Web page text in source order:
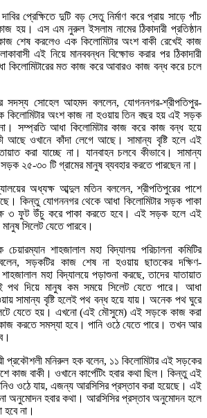
প্রেক্ষিতে দুটি বড় সেতু নির্মাণ করে প্রায় সাড়ে পাঁচ
হয়। এস এম নুরুল ইসলাম নামের ঠিকাদারী প্রতিষ্ঠান
শেষ করলেও এক কিলোমিটার অংশ বাকী রেখেই কাজ
এই নিয়ে মানববন্ধন বিক্ষোভ করার পর ঠিকাদারী
কিলোমিটারের মত কাজ করে আবারও কাজ বন্ধ করে চলে
সদস্য সোহেল আহমদ বললেন, যোগননগর-শ্রীপতিপুর-
কিলোমিটার অংশ কাজ না হওয়ায় তিন বছর হয় এই সড়ক
সম্প্রতি আধা কিলোমিটার কাজ করে কাজ বন্ধ হয়ে
আছে ওখানে কাঁদা লেগে আছে। সামান্য বৃষ্টি হলে এই
করা যাচ্ছে না। যানবাহন চলবে কীভাবে। সামান্য
২৫-৩০ টি গ্রামের মানুষ ব্যবহার করতে পারছেন না।
অধ্যক্ষ আব্দুল মতিন বললেন, শ্রীপতিপুরের পাশে
কিন্তু যোগননগর থেকে আধা কিলোমিটার সড়ক পাকা
৩ ফুট উঁচু করে পাকা করতে হবে। এই সড়ক হলে এই
সিলেট যেতে পারবে।
শাহজালাল মহা বিদ্যালয় পরিচালনা কমিটির
সড়কটির কাজ শেষ না হওয়ায় ছাতকের দক্ষিণ-
শাহজালাল মহা বিদ্যালয়ে পড়াশুনা করছে, তাদের যাতায়াত
দিয়ে মানুষ কম সময়ে সিলেট যেতে পারে। আধা
সামান্য বৃষ্টি হলেই পথ বন্ধ হয়ে যায়। অনেক পথ ঘুরে
যেতে হয়। এখনো (এই মৌসুমে) এই সড়কে কাজ করা
করতে সমস্যা হবে। পানি ওঠে যেতে পারে। তখন আর
প্রকৌশলী মনিরুল হক বলেন, ১১ কিলোমিটার এই সড়কের
কাজ বাকী। ওখানে কার্পেটিং হবার কথা ছিল। কিন্তু এই
ওঠে যায়, এজন্য আরসিসির প্রস্তাব করা হয়েছে। এই
অনুমোদন হবার কথা। আরসিসির প্রস্তাব অনুমোদন হলে
হবে না।